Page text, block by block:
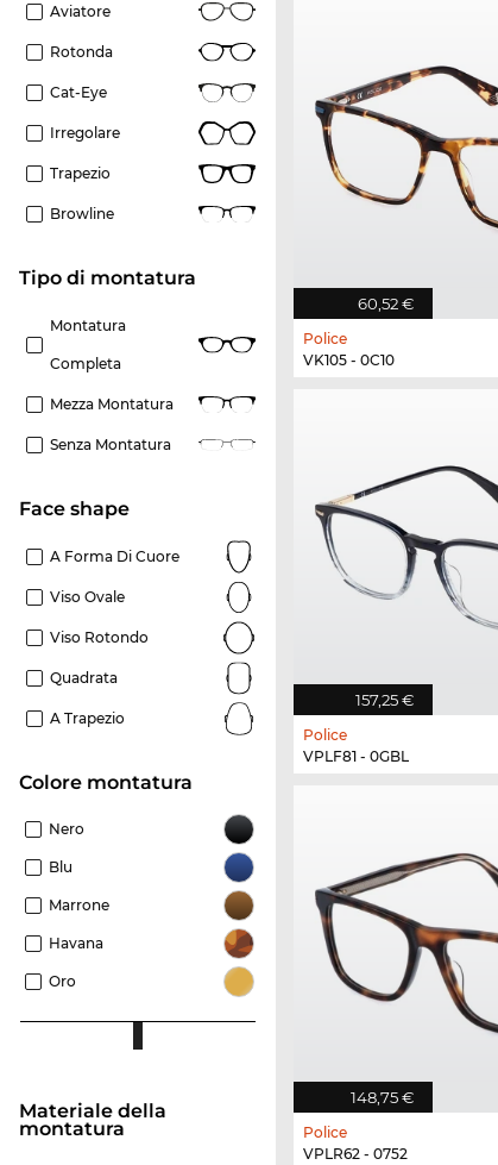
Aviatore
Rotonda
Cat-Eye
Irregolare
Trapezio
Browline
Tipo di montatura
Montatura
Completa
Mezza Montatura
Senza Montatura
Face shape
A Forma Di Cuore
Viso Ovale
Viso Rotondo
Quadrata
A Trapezio
Colore montatura
Nero
Blu
Marrone
Havana
Oro
Materiale della
montatura
60,52 €
Police
VK105 - 0C10
157,25 €
Police
VPLF81 - 0GBL
148,75 €
Police
VPLR62 - 0752